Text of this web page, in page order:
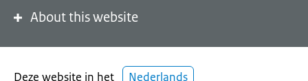
About this website
Deze website in het Nederlands